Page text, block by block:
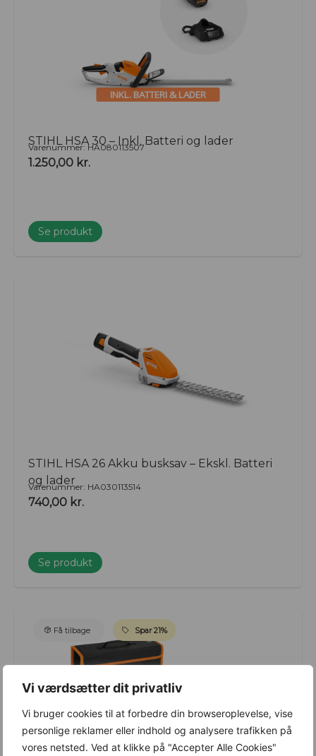
Vi værdsætter dit privatliv
Vi bruger cookies til at forbedre din browseroplevelse, vise
personlige reklamer eller indhold og analysere trafikken på
vores netsted. Ved at klikke på "Accepter Alle Cookies"
INKL. BATTERI & LADER
STIHL HSA 30 – Inkl. Batteri og lader
Varenummer: HA080113507
1.250,00 kr.
Se produkt
STIHL HSA 26 Akku busksav – Ekskl. Batteri
og lader
Varenummer: HA030113514
740,00 kr.
Se produkt
Få tilbage Spar 21%